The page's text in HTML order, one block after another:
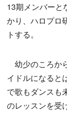
13期メンバーと
かり、ハロプロ
トする。
幼少のころか
イドルになると
で歌もダンスも
のレッスンを受